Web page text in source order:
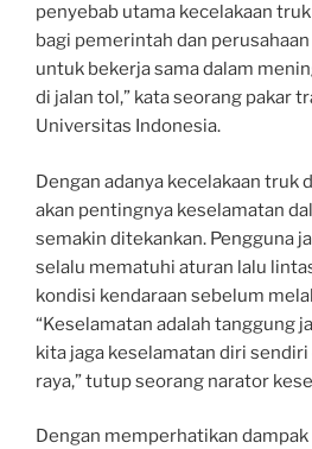
penyebab utama kecelakaan
bagi pemerintah dan
untuk bekerja sama dalam
di jalan tol,” kata seorang pakar
Universitas Indonesia.
Dengan adanya kecelakaan truk
akan pentingnya keselamatan
semakin ditekankan. Pengguna
selalu mematuhi aturan lalu
kondisi kendaraan sebelum
“Keselamatan adalah tanggung
kita jaga keselamatan diri sendiri
raya,” tutup seorang narator
Dengan memperhatikan